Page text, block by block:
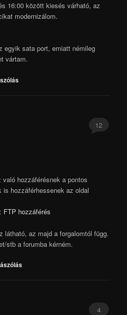
16:00 között kiesés várható, az
modernizálom.
egyik sata port, emiatt némileg
vártam.
12
hozzáférésnek a pontos
hozzáférhessenek az oldal
FTP hozzáférés
látható, az majd a forgalomtól függ.
stb a forumba kérném.
4